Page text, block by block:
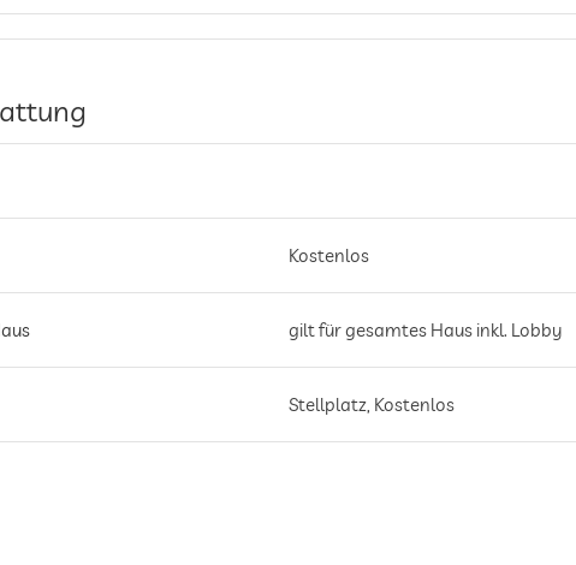
Kostenlos
gilt für gesamtes Haus inkl. Lobby
Stellplatz, Kostenlos